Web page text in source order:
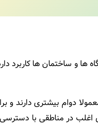
ها و ساختمان ‌ها کاربرد
دوام بیشتری دارند و
اغلب در مناطقی با